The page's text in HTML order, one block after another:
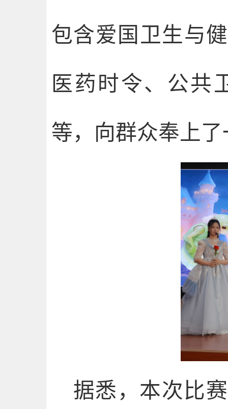
包含爱国卫生与
医药时令、公共
等，向群众奉上
据悉，本次比